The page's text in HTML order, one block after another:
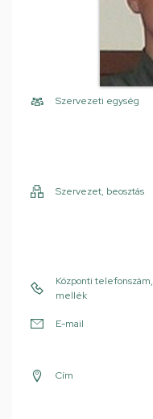
Szervezeti egység
Szervezet, beosztás
Központi telefonszám,
mellék
E-mail
Cím